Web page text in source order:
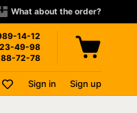
What about the order?
14-12
49-98
72-78
Sign in Sign up